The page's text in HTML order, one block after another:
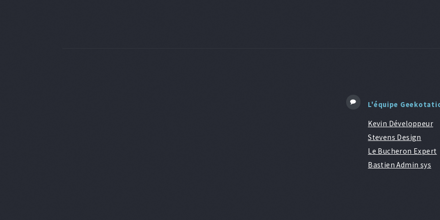
L'équipe
Kevin Développeur
Stevens Design
Le Bucheron Expert
Bastien Admin sys